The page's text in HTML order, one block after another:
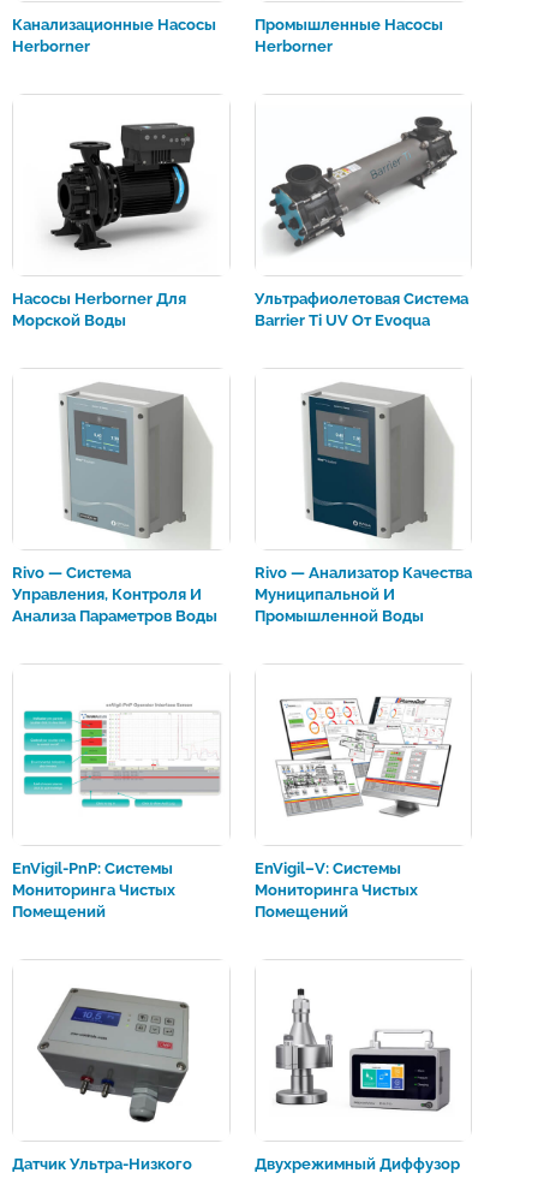
Канализационные Насосы
Herborner
Промышленные Насосы
Herborner
Насосы Herborner Для
Морской Воды
Ультрафиолетовая Система
Barrier Ti UV От Evoqua
Rivo — Система
Управления, Контроля И
Анализа Параметров Воды
Rivo — Анализатор Качества
Муниципальной И
Промышленной Воды
EnVigil-PnP: Системы
Мониторинга Чистых
Помещений
EnVigil–V: Системы
Мониторинга Чистых
Помещений
Датчик Ультра-Низкого
Двухрежимный Диффузор